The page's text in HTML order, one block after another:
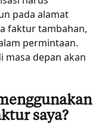
pada alamat
faktur tambahan,
permintaan.
masa depan akan
saya?